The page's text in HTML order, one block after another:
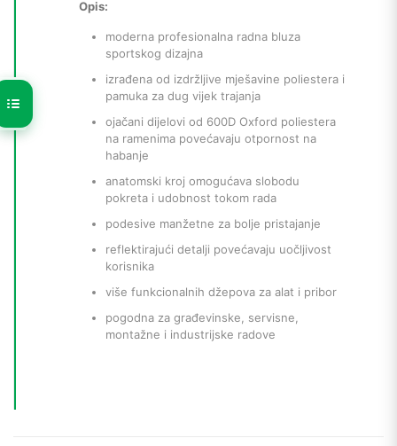
Opis:
moderna profesionalna radna bluza
sportskog dizajna
izrađena od izdržljive mješavine poliestera i
pamuka za dug vijek trajanja
ojačani dijelovi od 600D Oxford poliestera
na ramenima povećavaju otpornost na
habanje
anatomski kroj omogućava slobodu
pokreta i udobnost tokom rada
podesive manžetne za bolje pristajanje
reflektirajući detalji povećavaju uočljivost
korisnika
više funkcionalnih džepova za alat i pribor
pogodna za građevinske, servisne,
montažne i industrijske radove